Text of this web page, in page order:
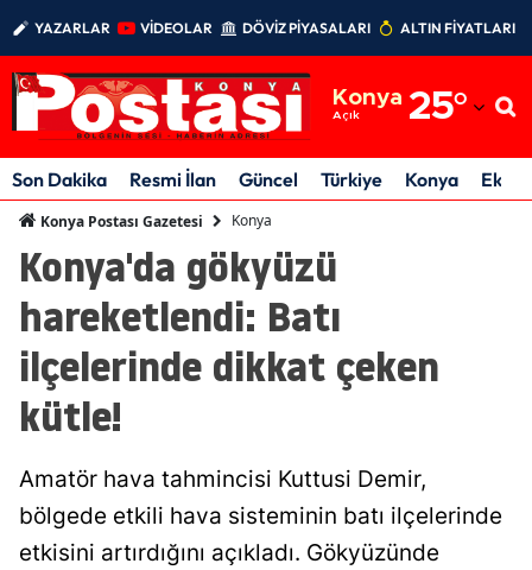
YAZARLAR VİDEOLAR DÖVİZ PİYASALARI ALTIN FİYATLARI
Konya
Açık 25°
Adıyaman
Afyonkarahisar
Antalya
Balıkesir
Bilecik
Son Dakika Resmi İlan Güncel Türkiye Konya
Konya Postası Gazetesi Konya
Konya'da gökyüzü
hareketlendi: Batı
ilçelerinde dikkat çeken
kütle!
Amatör hava tahmincisi Kuttusi Demir,
bölgede etkili hava sisteminin batı ilçelerinde
etkisini artırdığını açıkladı. Gökyüzünde